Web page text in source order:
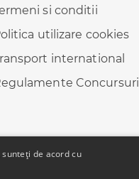
si conditii
utilizare cookies
international
Concursuri
de acord cu